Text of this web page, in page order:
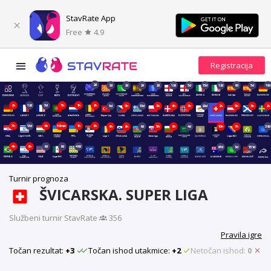
StavRate App
Free
4.9
2d 2d 2d 2d 2d 12d 5d 13d 12d 6d 5d 19d
2h 12d 5d 7h 1h 2h 5d 3h 13d 3h 4h 3h 20d 2h 5h 3h 2h
7h 13d 4h 58min 1h 8h 6h 6h 6d 5h 6h 4d 10h 7h 38d
4h 8h 6d 6d 46d 67d 3d 151d
Turnir prognoza
ŠVICARSKA. SUPER LIGA
Službeni turnir StavRate·
356
Pravila igre
Točan rezultat: +3 Točan ishod utakmice: +2 Netočan ishod: 0